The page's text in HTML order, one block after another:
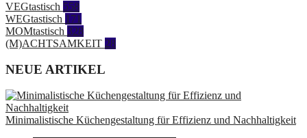
VEGtastisch 558
WEGtastisch 171
MOMtastisch 328
(M)ACHTSAMKEIT 28
NEUE ARTIKEL
Minimalistische Küchengestaltung für Effizienz und Nachhaltigkeit